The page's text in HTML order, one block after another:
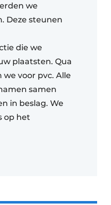
we
Deze steunen
die we
plaatsten. Qua
voor pvc. Alle
samen
in beslag. We
op het